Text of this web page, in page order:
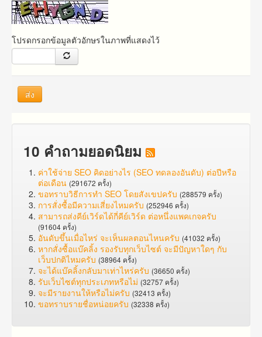
โปรดกรอกข้อมูลตัวอักษรในภาพที่แสดงไว้
ส่ง
10 คำถามยอดนิยม
ค่าใช้จ่าย SEO คิดอย่างไร (SEO ทดลองอันดับ) ต่อปีหรือ
ต่อเดือน (291672 ครั้ง)
ขอทราบวิธีการทำ SEO โดยสังเขปครับ (288579 ครั้ง)
การสั่งซื้อมีความเสี่ยงไหมครับ (252946 ครั้ง)
สามารถส่งคีย์เวิร์ดได้กี่คีย์เวิร์ด ต่อหนึ่งแพคเกจครับ
(91604 ครั้ง)
อันดับขึ้นเมื่อไหร่ จะเห็นผลตอนไหนครับ (41032 ครั้ง)
หากสั่งซื้อแบ๊คลิ้ง รองรับทุกเว็บไซต์ จะมีปัญหาใดๆ กับ
เว็บปกติไหมครับ (38964 ครั้ง)
จะได้แบ๊คลิ้งกลับมาเท่าไหร่ครับ (36650 ครั้ง)
รับเว็บไซต์ทุกประเภทหรือไม่ (32757 ครั้ง)
จะมีรายงานให้หรือไม่ครับ (32413 ครั้ง)
ขอทราบรายชื่อหน่อยครับ (32338 ครั้ง)